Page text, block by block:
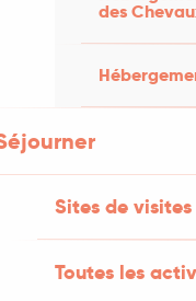
des
Sites de visites
Toutes les